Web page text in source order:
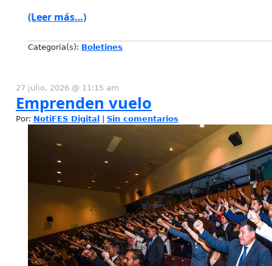
(Leer más…)
Categoría(s): Boletines
27 julio, 2026 @ 11:15 am
Emprenden vuelo
Por: NotiFES Digital | Sin comentarios